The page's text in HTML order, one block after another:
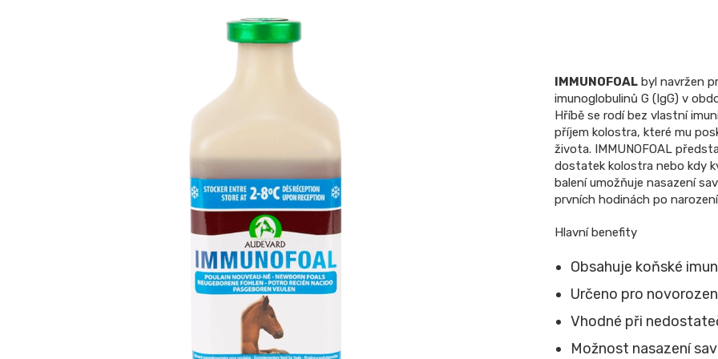
IMMUNOFOAL byl navržen
imunoglobulinů G (IgG) v
Hříbě se rodí bez vlastní
příjem kolostra, které mu
života. IMMUNOFOAL
dostatek kolostra nebo kdy
balení umožňuje nasazení
prvních hodinách po
Hlavní benefity
Obsahuje koňské
Určeno pro
Vhodné při
Možnost nasazení